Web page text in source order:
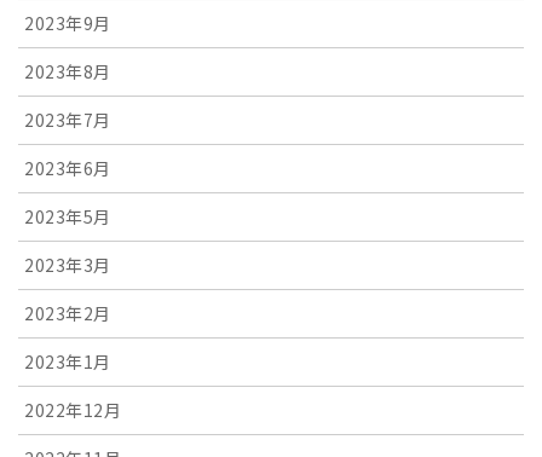
2023年9月
2023年8月
2023年7月
2023年6月
2023年5月
2023年3月
2023年2月
2023年1月
2022年12月